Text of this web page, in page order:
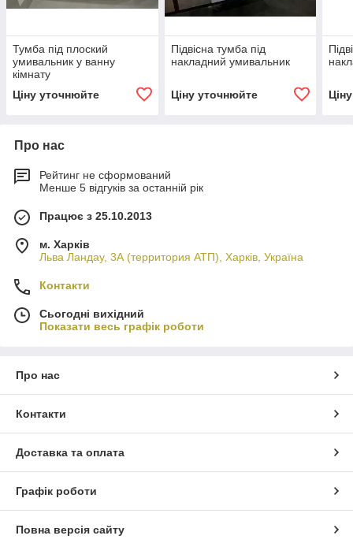
Тумба під плоский
умивальник у ванну
кімнату
Ціну уточнюйте
Підвісна тумба під
накладний умивальник
Ціну уточнюйте
Про нас
Рейтинг не сформований
Менше 5 відгуків за останній рік
Працює з 25.10.2013
м. Харків
Льва Ландау, 3А (территория АТП), Харків, Україна
Контакти
Сьогодні вихідний
Показати весь графік роботи
Про нас
Контакти
Доставка та оплата
Графік роботи
Повна версія сайту